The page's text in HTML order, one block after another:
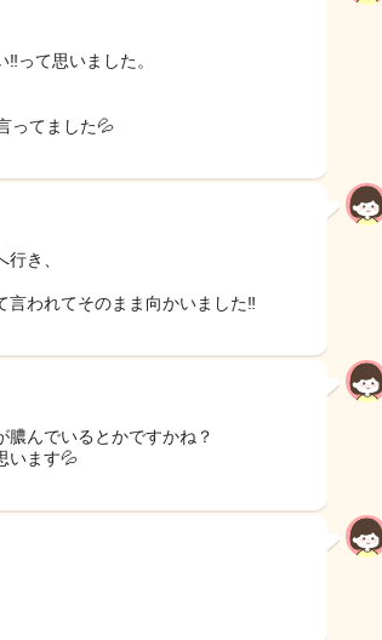
って思いました。
ってました💦
き、
言われてそのまま向かいました‼︎
膿んでいるとかですかね？
います💦